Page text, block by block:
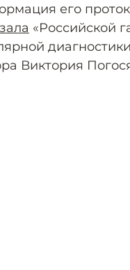
его
«Российской
Виктория